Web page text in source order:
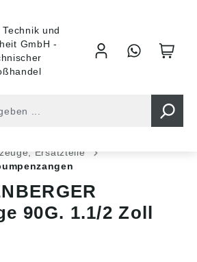
Ersatzteile
90G. 1.1/2 Zoll